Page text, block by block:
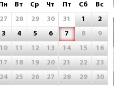
Пн
Вт Ср Чт Пт Сб
Вс
27
28 29 30 31 1
2
3
4 5 6 7 8
9
10
11 12 13 14 15
16
17
18 19 20 21 22
23
24
25 26 27 28 29
30